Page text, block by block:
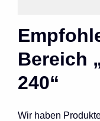
Bereich
240“
Wir haben